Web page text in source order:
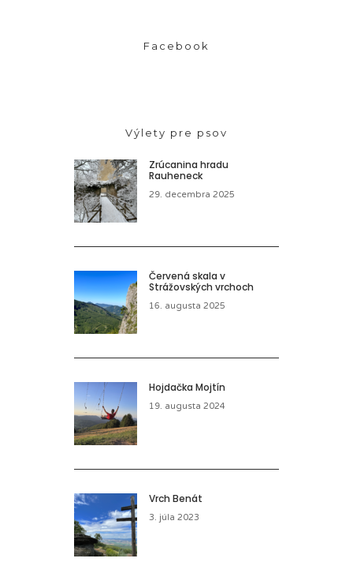
Facebook
Výlety pre psov
Zrúcanina hradu
Rauheneck
29. decembra 2025
Červená skala v
Strážovských vrchoch
16. augusta 2025
Hojdačka Mojtín
19. augusta 2024
Vrch Benát
3. júla 2023